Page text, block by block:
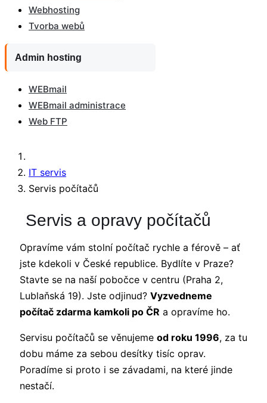
Webhosting
Tvorba webů
Admin hosting
WEBmail
WEBmail administrace
Web FTP
IT servis
Servis počítačů
Servis a opravy počítačů
Opravíme vám stolní počítač rychle a férově – ať
jste kdekoli v České republice. Bydlíte v Praze?
Stavte se na naší pobočce v centru (Praha 2,
Lublaňská 19). Jste odjinud? Vyzvedneme
počítač zdarma kamkoli po ČR a opravíme ho.
Servisu počítačů se věnujeme od roku 1996, za tu
dobu máme za sebou desítky tisíc oprav.
Poradíme si proto i se závadami, na které jinde
nestačí.